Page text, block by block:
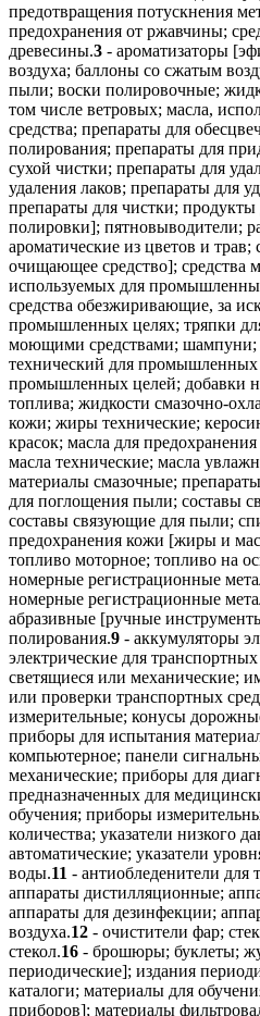
предотвращения потускнения
предохранения от ржавчины;
древесины.3 - ароматизаторы
воздуха; баллоны со сжатым
пыли; воски полировочные;
том числе ветровых; масла,
средства; препараты для
полирования; препараты для
сухой чистки; препараты для
удаления лаков; препараты для
препараты для чистки; продукты
полировки]; пятновыводители;
ароматические из цветов и
очищающее средство]; средства
используемых для
средства обезжиривающие, за
промышленных целях; тряпки
моющими средствами; шампуни;
технический для промышленных
промышленных целей; добавки
топлива; жидкости смазочно-
кожи; жиры технические;
красок; масла для
масла технические; масла
материалы смазочные;
для поглощения пыли; составы
составы связующие для пыли;
предохранения кожи [жиры и
топливо моторное; топливо на
номерные регистрационные
номерные регистрационные
абразивные [ручные
полирования.9 - аккумуляторы
электрические для
светящиеся или механические;
или проверки транспортных
измерительные; конусы
приборы для испытания
компьютерное; панели
механические; приборы для
предназначенных для
обучения; приборы
количества; указатели низкого
автоматические; указатели
воды.11 - антиобледенители для
аппараты дистилляционные;
аппараты для дезинфекции;
воздуха.12 - очистители фар;
стекол.16 - брошюры; буклеты;
периодические]; издания
каталоги; материалы для
приборов]; материалы